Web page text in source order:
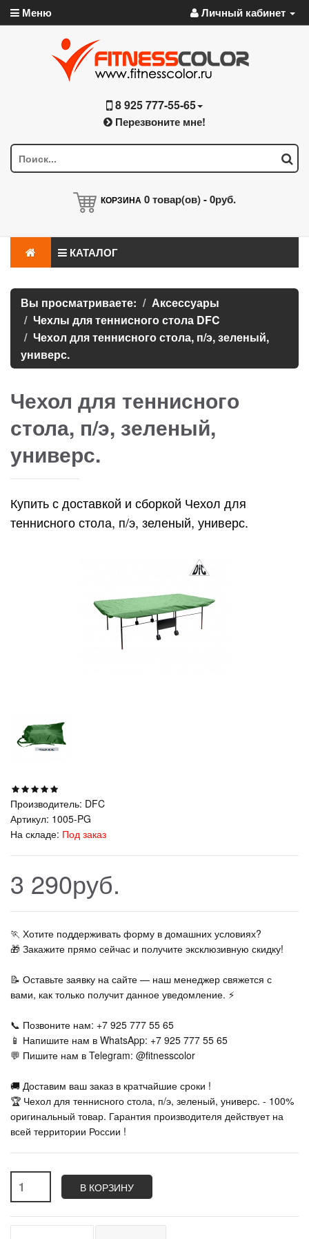
Меню Личный кабинет
8 925 777-55-65
Перезвоните мне!
КОРЗИНА 0товар(ов) -0руб.
КАТАЛОГ
Вы просматриваете:
Аксессуары
Чехлы для теннисного стола DFC
Чехол для теннисного стола, п/э, зеленый,
универс.
Чехол для теннисного
стола, п/э, зеленый,
универс.
Купить с доставкой и сборкой Чехол для
теннисного стола, п/э, зеленый, универс.
Производитель: DFC
Артикул: 1005-PG
На складе: Под заказ
3 290руб.
🏃‍ Хотите поддерживать форму в домашних условиях?
🎁 Закажите прямо сейчас и получите эксклюзивную скидку!
📝 Оставьте заявку на сайте — наш менеджер свяжется с
вами, как только получит данное уведомление. ⚡
📞 Позвоните нам: +7 925 777 55 65
📱 Напишите нам в WhatsApp: +7 925 777 55 65
💬 Пишите нам в Telegram: @fitnesscolor
🚚 Доставим ваш заказ в кратчайшие сроки !
🏆 Чехол для теннисного стола, п/э, зеленый, универс. - 100%
оригинальный товар. Гарантия производителя действует на
всей территории России !
В КОРЗИНУ